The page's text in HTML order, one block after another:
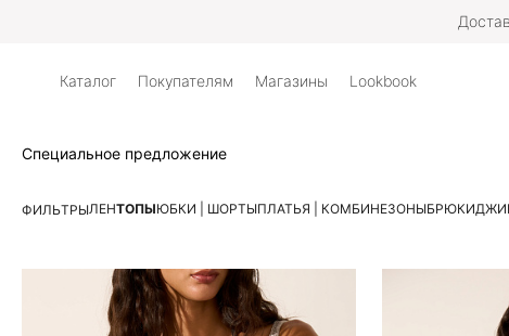
Каталог Покупателям Магазины Lookbook
Специальное предложение
ФИЛЬТРЫЛЕНТОПЫЮБКИ | ШОРТЫПЛАТЬЯ | КОМБИНЕЗОНЫБРЮКИ